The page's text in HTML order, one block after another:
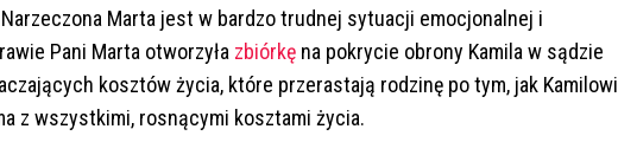
Marta jest w bardzo trudnej sytuacji emocjonalnej i
Pani Marta otworzyła zbiórkę na pokrycie obrony Kamila w sądzie
kosztów życia, które przerastają rodzinę po tym, jak Kamilowi
z wszystkimi, rosnącymi kosztami życia.